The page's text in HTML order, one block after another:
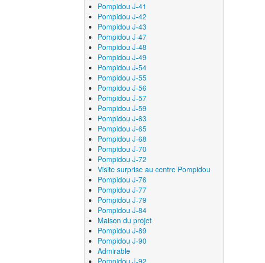
Pompidou J-41
Pompidou J-42
Pompidou J-43
Pompidou J-47
Pompidou J-48
Pompidou J-49
Pompidou J-54
Pompidou J-55
Pompidou J-56
Pompidou J-57
Pompidou J-59
Pompidou J-63
Pompidou J-65
Pompidou J-68
Pompidou J-70
Pompidou J-72
Visite surprise au centre Pompidou
Pompidou J-76
Pompidou J-77
Pompidou J-79
Pompidou J-84
Maison du projet
Pompidou J-89
Pompidou J-90
Admirable
Pompidou J-92